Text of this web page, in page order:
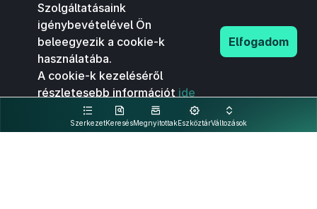
SzerkezetKeresésMegnyitottakEszköztárVáltozások
Szolgáltatásaink
igénybevételével Ön
beleegyezik a cookie-k
használatába.
A cookie-k kezeléséről
részletesebb információt ide
kattintva olvashat.
Elfogadom